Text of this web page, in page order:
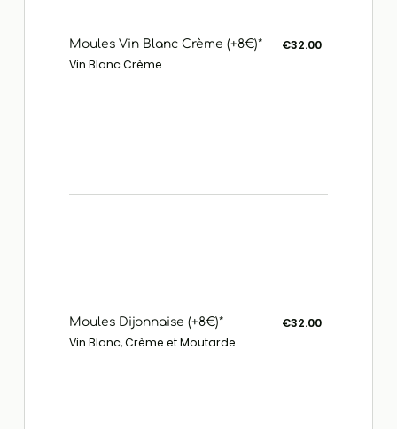
Moules Vin Blanc Crème (+8€)*
Vin Blanc Crème
€32.00
Moules Dijonnaise (+8€)*
Vin Blanc, Crème et Moutarde
€32.00